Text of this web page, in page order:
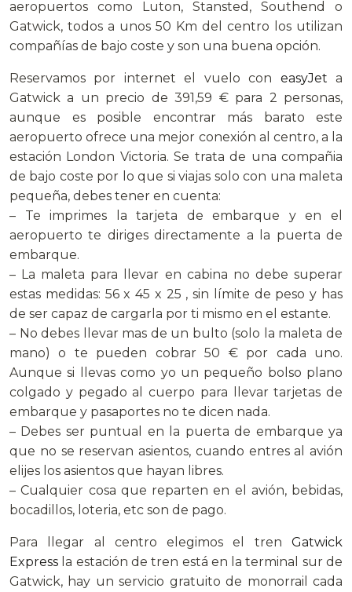
aeropuertos como Luton, Stansted, Southend o
Gatwick, todos a unos 50 Km del centro los utilizan
compañías de bajo coste y son una buena opción.
Reservamos por internet el vuelo con easyJeta
Gatwick a un precio de 391,59 € para 2 personas,
aunque es posible encontrar más barato este
aeropuerto ofrece una mejor conexión al centro, a la
estación London Victoria. Se trata de una compañia
de bajo coste por lo que si viajas solo con una maleta
pequeña, debes tener en cuenta:
– Te imprimes la tarjeta de embarque y en el
aeropuerto te diriges directamente a la puerta de
embarque.
– La maleta para llevar en cabina no debe superar
estas medidas: 56 x 45 x 25 , sin límite de peso y has
de ser capaz de cargarla por ti mismo en el estante.
– No debes llevar mas de un bulto (solo la maleta de
mano) o te pueden cobrar 50 € por cada uno.
Aunque si llevas como yo un pequeño bolso plano
colgado y pegado al cuerpo para llevar tarjetas de
embarque y pasaportes no te dicen nada.
– Debes ser puntual en la puerta de embarque ya
que no se reservan asientos, cuando entres al avión
elijes los asientos que hayan libres.
– Cualquier cosa que reparten en el avión, bebidas,
bocadillos, loteria, etc son de pago.
Para llegar al centro elegimos el tren Gatwick
Express la estación de tren está en la terminal sur de
Gatwick, hay un servicio gratuito de monorrail cada